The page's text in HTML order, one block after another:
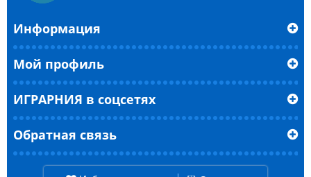
Информация
Мой профиль
ИГРАРНИЯ в соцсетях
Обратная связь